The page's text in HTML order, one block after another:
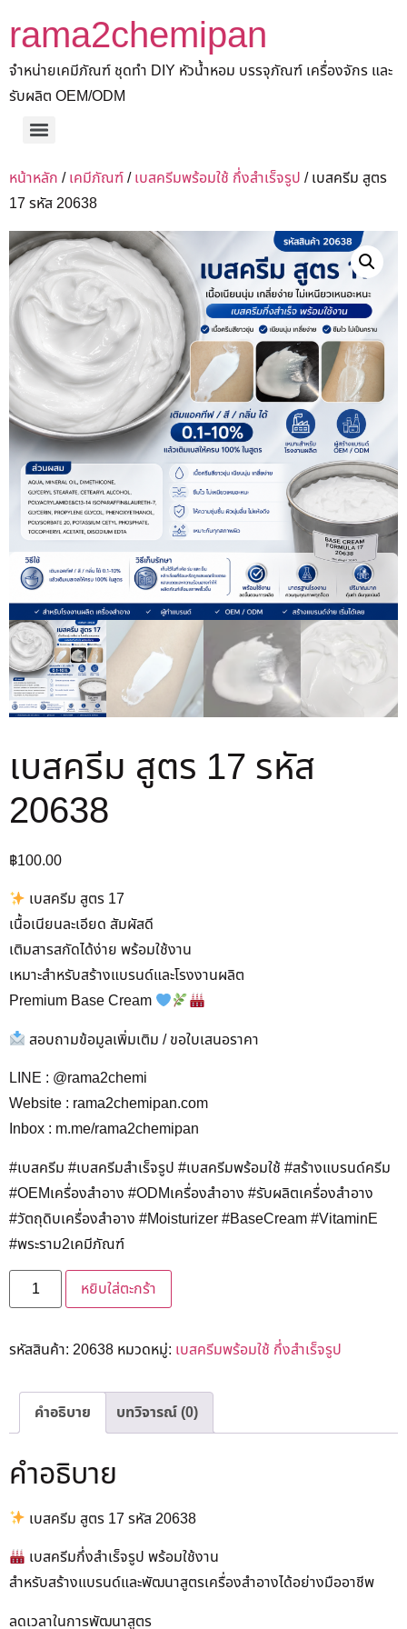
rama2chemipan
จำหน่ายเคมีภัณฑ์ ชุดทำ DIY หัวน้ำหอม บรรจุภัณฑ์ เครื่องจักร และ
รับผลิต OEM/ODM
หน้าหลัก /เคมีภัณฑ์/เบสครีมพร้อมใช้ กึ่งสำเร็จรูป / เบสครีม สูตร
17 รหัส 20638
เบสครีม สูตร 17 รหัส
20638
฿100.00
เบสครีม สูตร 17
เนื้อเนียนละเอียด สัมผัสดี
เติมสารสกัดได้ง่าย พร้อมใช้งาน
เหมาะสำหรับสร้างแบรนด์และโรงงานผลิต
Premium Base Cream
สอบถามข้อมูลเพิ่มเติม / ขอใบเสนอราคา
LINE : @rama2chemi
Website : rama2chemipan.com
Inbox : m.me/rama2chemipan
#เบสครีม #เบสครีมสำเร็จรูป #เบสครีมพร้อมใช้ #สร้างแบรนด์ครีม
#OEMเครื่องสำอาง #ODMเครื่องสำอาง #รับผลิตเครื่องสำอาง
#วัตถุดิบเครื่องสำอาง #Moisturizer #BaseCream #VitaminE
#พระราม2เคมีภัณฑ์
หยิบใส่ตะกร้า
รหัสสินค้า: 20638 หมวดหมู่: เบสครีมพร้อมใช้ กึ่งสำเร็จรูป
คำอธิบาย บทวิจารณ์ (0)
คำอธิบาย
เบสครีม สูตร 17 รหัส 20638
เบสครีมกึ่งสำเร็จรูป พร้อมใช้งาน
สำหรับสร้างแบรนด์และพัฒนาสูตรเครื่องสำอางได้อย่างมืออาชีพ
ลดเวลาในการพัฒนาสูตร